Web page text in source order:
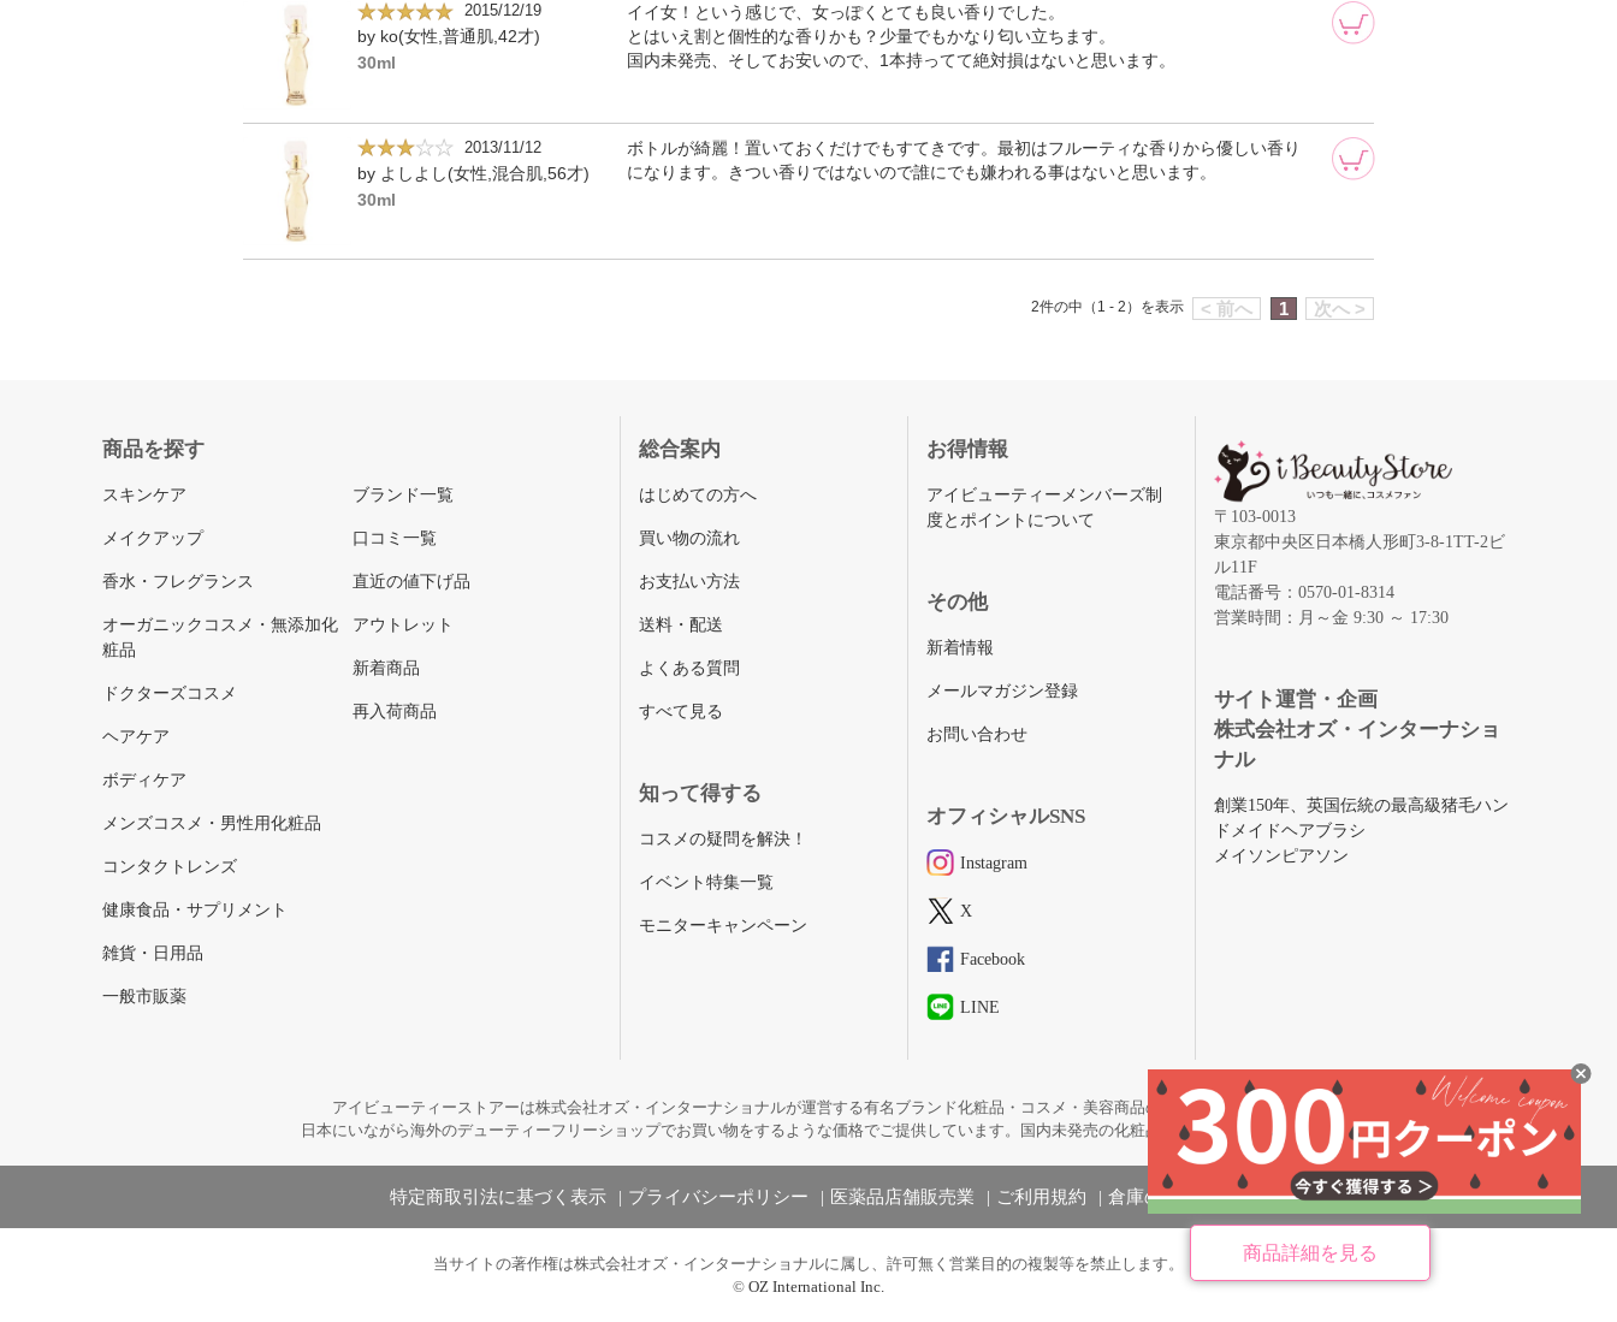
2015/12/19
by ko(女性,普通肌,42才)
30ml
イイ女！という感じで、女っぽくとても良い香りでした。
とはいえ割と個性的な香りかも？少量でもかなり匂い立ちます。
国内未発売、そしてお安いので、1本持ってて絶対損はないと思います。
2013/11/12
by よしよし(女性,混合肌,56才)
30ml
ボトルが綺麗！置いておくだけでもすてきです。最初はフルーティな香りから優しい香り
になります。きつい香りではないので誰にでも嫌われる事はないと思います。
< 前へ 1 次へ >
2件の中（1 - 2）を表示
商品詳細を見る
商品を探す
スキンケア
メイクアップ
香水・フレグランス
オーガニックコスメ・無添加化
粧品
ドクターズコスメ
ヘアケア
ボディケア
メンズコスメ・男性用化粧品
コンタクトレンズ
健康食品・サプリメント
雑貨・日用品
一般市販薬
ブランド一覧
口コミ一覧
直近の値下げ品
アウトレット
新着商品
再入荷商品
総合案内
はじめての方へ
買い物の流れ
お支払い方法
送料・配送
よくある質問
すべて見る
知って得する
コスメの疑問を解決！
イベント特集一覧
モニターキャンペーン
お得情報
アイビューティーメンバーズ制
度とポイントについて
その他
新着情報
メールマガジン登録
お問い合わせ
オフィシャルSNS
Instagram
X
Facebook
LINE
〒103-0013
東京都中央区日本橋人形町3-8-1TT-2ビ
ル11F
電話番号：0570-01-8314
営業時間：月～金 9:30 ～ 17:30
サイト運営・企画
株式会社オズ・インターナショ
ナル
創業150年、英国伝統の最高級猪毛ハン
ドメイドヘアブラシ
メイソンピアソン
アイビューティーストアーは株式会社オズ・インターナショナルが運営する有名ブランド化粧品・コスメ・美容商品の通販サイトです。
日本にいながら海外のデューティーフリーショップでお買い物をするような価格でご提供しています。国内未発売の化粧品も取り揃えています。
特定商取引法に基づく表示 プライバシーポリシー 医薬品店舗販売業 ご利用規約 倉庫の管理体制
当サイトの著作権は株式会社オズ・インターナショナルに属し、許可無く営業目的の複製等を禁止します。
© OZ International Inc.